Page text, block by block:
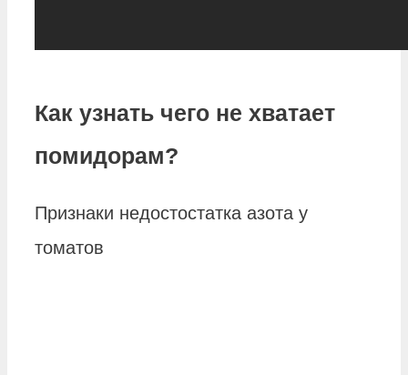
Как узнать чего не хватает
помидорам?
Признаки недостостатка азота у
томатов